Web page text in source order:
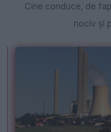
Cine conduce, de
nociv și